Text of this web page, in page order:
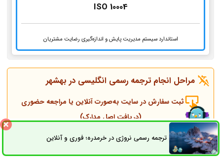
ISO 10004
استاندارد سیستم مدیریت پایش و اندازه‌گیری رضایت مشتریان
مراحل انجام ترجمه رسمی انگلیسی در بهشهر
ثبت سفارش در سایت به‌صورت آنلاین یا مراجعه حضوری
(دریافت اصل مدارک)
ترجمه رسمی نروژی در خرمدره؛ فوری و آنلاینثبت سفارش راه های ارتباطی